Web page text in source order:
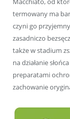
termowany ma
czyni go
zasadniczo
także w stadium
na działanie
preparatami
zachowanie